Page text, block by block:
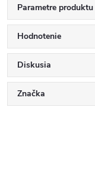
Parametre produktu
Hodnotenie
Diskusia
Značka